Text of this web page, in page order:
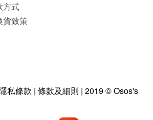
方式
貨致策
私條款 | 條款及細則 | 2019 © Osos's